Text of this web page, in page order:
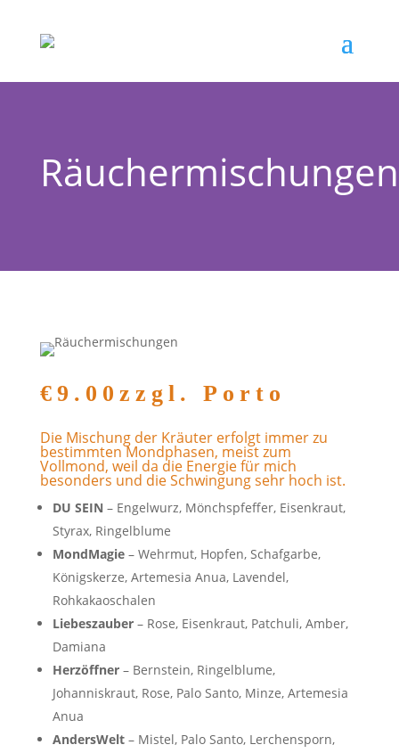
Räuchermischungen
€9.00zzgl. Porto
Die Mischung der Kräuter erfolgt immer zu
bestimmten Mondphasen, meist zum
Vollmond, weil da die Energie für mich
besonders und die Schwingung sehr hoch ist.
DU SEIN – Engelwurz, Mönchspfeffer, Eisenkraut,
Styrax, Ringelblume
MondMagie– Wehrmut, Hopfen, Schafgarbe,
Königskerze, Artemesia Anua, Lavendel,
Rohkakaoschalen
Liebeszauber– Rose, Eisenkraut, Patchuli, Amber,
Damiana
Herzöffner– Bernstein, Ringelblume,
Johanniskraut, Rose, Palo Santo, Minze, Artemesia
Anua
AndersWelt– Mistel, Palo Santo, Lerchensporn,